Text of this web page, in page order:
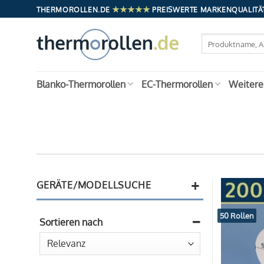
Inhalt
THERMOROLLEN.DE ★★★★★ PREISWERTE
nach:
Blanko-Thermorollen EC-Thermorollen
GERÄTE/MODELLSUCHE +
Sortieren nach
Sort Products
50 Rollen